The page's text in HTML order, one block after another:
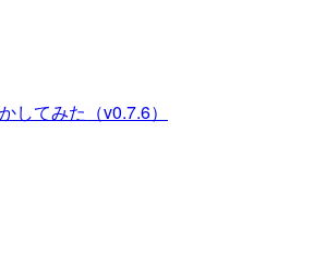
してみた（v0.7.6）